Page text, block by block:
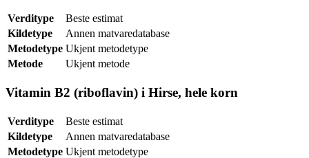
Verditype
Beste estimat
Kildetype
Annen matvaredatabase
Metodetype Ukjent metodetype
Metode
Ukjent metode
Vitamin B2 (riboflavin) i Hirse, hele korn
Verditype
Beste estimat
Kildetype
Annen matvaredatabase
Metodetype Ukjent metodetype